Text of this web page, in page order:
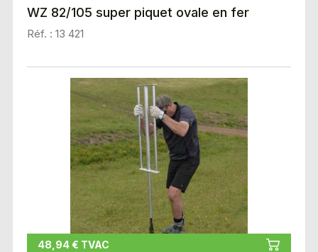
WZ 82/105 super piquet ovale en fer
Réf. : 13 421
48,94 € TVAC